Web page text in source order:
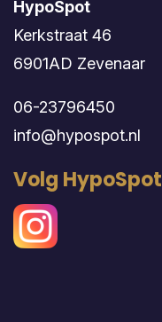
HypoSpot
Kerkstraat 46
6901AD Zevenaar
06-23796450
info@hypospot.nl
Volg HypoSpot